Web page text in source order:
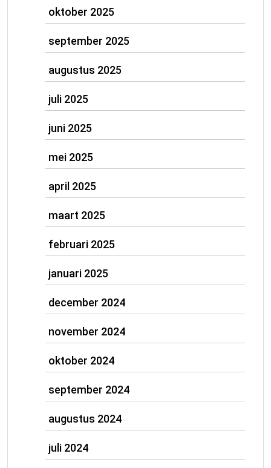
oktober 2025
september 2025
augustus 2025
juli 2025
juni 2025
mei 2025
april 2025
maart 2025
februari 2025
januari 2025
december 2024
november 2024
oktober 2024
september 2024
augustus 2024
juli 2024